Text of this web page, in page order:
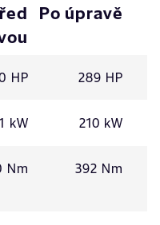
Po úpravě
HP 289 HP
kW 210 kW
Nm 392 Nm